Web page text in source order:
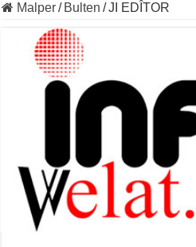
Malper/ Bulten /JI EDÎTOR